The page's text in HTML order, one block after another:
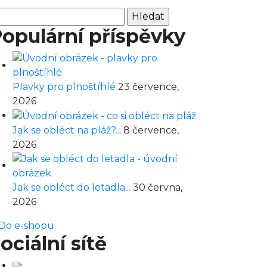
příspěvky
Plavky pro plnoštíhlé 23 července,
2026
Jak se obléct na pláž?... 8 července,
2026
Jak se obléct do letadla... 30 června,
2026
Do e-shopu
sítě